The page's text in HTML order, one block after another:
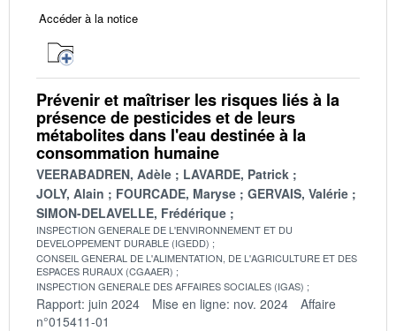
Accéder à la notice
Prévenir et maîtriser les risques liés à la
présence de pesticides et de leurs
métabolites dans l'eau destinée à la
consommation humaine
VEERABADREN, Adèle
LAVARDE, Patrick
JOLY, Alain
FOURCADE, Maryse
GERVAIS, Valérie
SIMON-DELAVELLE, Frédérique
INSPECTION GENERALE DE L'ENVIRONNEMENT ET DU
DEVELOPPEMENT DURABLE (IGEDD)
CONSEIL GENERAL DE L'ALIMENTATION, DE L'AGRICULTURE ET DES
ESPACES RURAUX (CGAAER)
INSPECTION GENERALE DES AFFAIRES SOCIALES (IGAS)
Rapport: juin 2024 Mise en ligne: nov. 2024
Affaire
n°015411-01